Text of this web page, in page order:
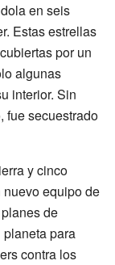
en seis
Estas estrellas
por un
algunas
interior. Sin
fue secuestrado
y cinco
equipo de
de
para
contra los